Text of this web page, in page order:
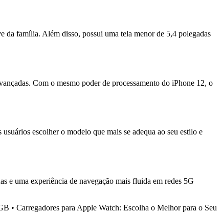
família. Além disso, possui uma tela menor de 5,4 polegadas
Com o mesmo poder de processamento do iPhone 12, o
escolher o modelo que mais se adequa ao seu estilo e
e uma experiência de navegação mais fluida em redes 5G
• Carregadores para Apple Watch: Escolha o Melhor para o Seu